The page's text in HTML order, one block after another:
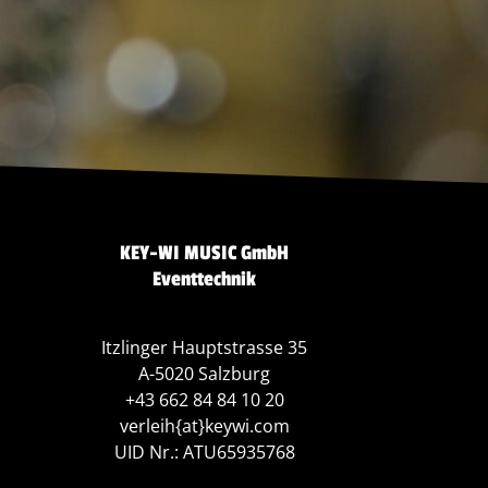
KEY-WI MUSIC GmbH
Eventtechnik
Itzlinger Hauptstrasse 35
A-5020 Salzburg
+43 662 84 84 10 20
verleih{at}keywi.com
UID Nr.: ATU65935768